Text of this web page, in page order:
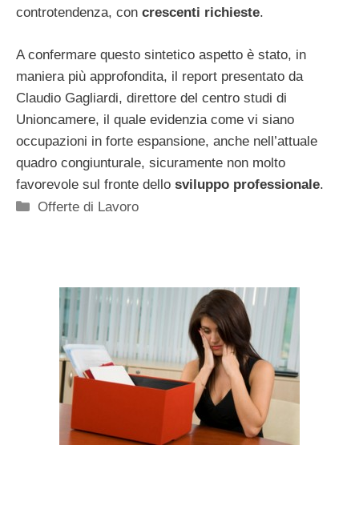
controtendenza, con crescenti richieste.
A confermare questo sintetico aspetto è stato, in
maniera più approfondita, il report presentato da
Claudio Gagliardi, direttore del centro studi di
Unioncamere, il quale evidenzia come vi siano
occupazioni in forte espansione, anche nell’attuale
quadro congiunturale, sicuramente non molto
favorevole sul fronte dello sviluppo professionale.
Categorie
Offerte di Lavoro